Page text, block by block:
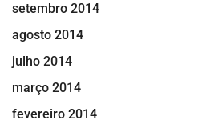
setembro 2014
agosto 2014
julho 2014
março 2014
fevereiro 2014